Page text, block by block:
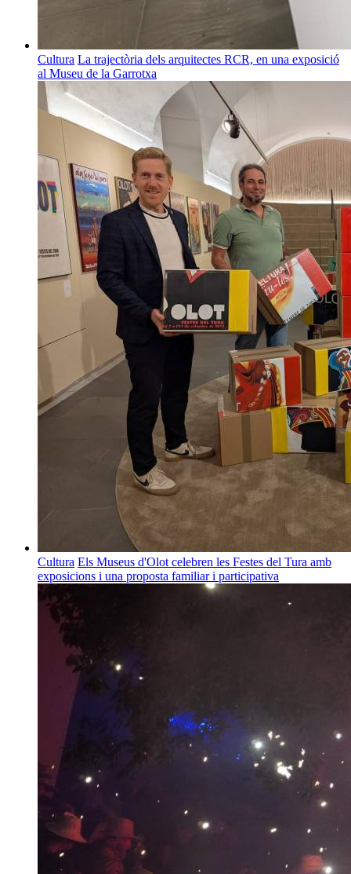
Cultura La trajectòria dels arquitectes RCR, en una exposició
al Museu de la Garrotxa
Cultura Els Museus d'Olot celebren les Festes del Tura amb
exposicions i una proposta familiar i participativa